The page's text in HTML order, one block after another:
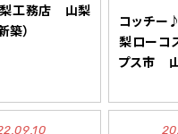
工務店 山梨
築）
コッチ
梨ローコ
プス市